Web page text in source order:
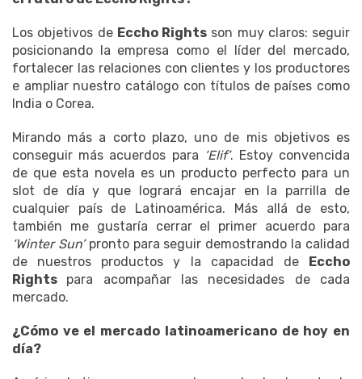
Los objetivos de Eccho Rights son muy claros: seguir
posicionando la empresa como el líder del mercado,
fortalecer las relaciones con clientes y los productores
e ampliar nuestro catálogo con títulos de países como
India o Corea.
Mirando más a corto plazo, uno de mis objetivos es
conseguir más acuerdos para ‘Elif’. Estoy convencida
de que esta novela es un producto perfecto para un
slot de día y que logrará encajar en la parrilla de
cualquier país de Latinoamérica. Más allá de esto,
también me gustaría cerrar el primer acuerdo para
‘Winter Sun’ pronto para seguir demostrando la calidad
de nuestros productos y la capacidad de Eccho
Rights para acompañar las necesidades de cada
mercado.
¿Cómo ve el mercado latinoamericano de hoy en
día?